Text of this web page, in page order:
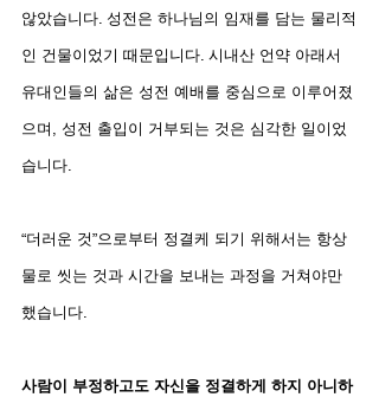
않았습니다. 성전은 하나님의 임재를 담는 물리적
인 건물이었기 때문입니다. 시내산 언약 아래서
유대인들의 삶은 성전 예배를 중심으로 이루어졌
으며, 성전 출입이 거부되는 것은 심각한 일이었
습니다.
“더러운 것”으로부터 정결케 되기 위해서는 항상
물로 씻는 것과 시간을 보내는 과정을 거쳐야만
했습니다.
사람이 부정하고도 자신을 정결하게 하지 아니하